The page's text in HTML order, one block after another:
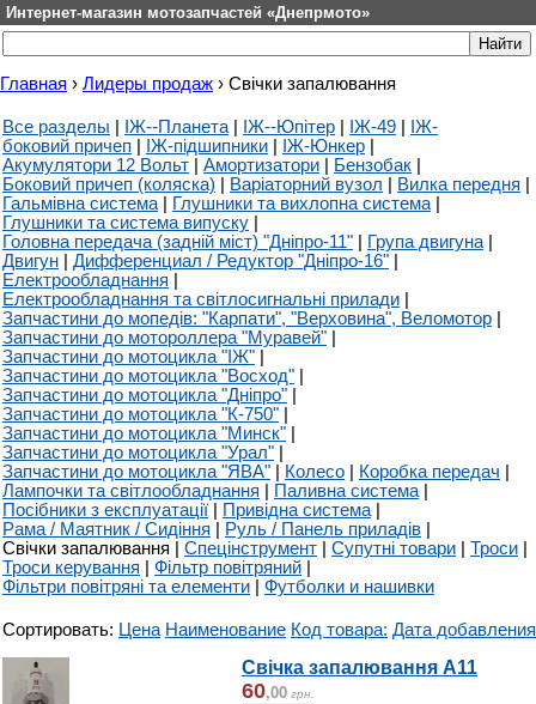
Интернет-магазин мотозапчастей «Днепрмото»
Главная › Лидеры продаж › Свічки запалювання
Все разделы ІЖ--Планета ІЖ--Юпітер ІЖ-49
ІЖ-
боковий причеп
ІЖ-підшипники ІЖ-Юнкер
Акумулятори 12 Вольт
Амортизатори Бензобак
Боковий причеп (коляска)
Варіаторний вузол Вилка передня
Гальмівна система
Глушники та вихлопна система
Глушники та система випуску
Головна передача (задній міст) "Дніпро-11"
Група двигуна
Двигун
Дифференциал / Редуктор "Дніпро-16"
Електрообладнання
Електрообладнання та світлосигнальні прилади
Запчастини до мопедів: "Карпати", "Верховина", Веломотор
Запчастини до мотороллера "Муравей"
Запчастини до мотоцикла "ІЖ"
Запчастини до мотоцикла "Восход"
Запчастини до мотоцикла "Дніпро"
Запчастини до мотоцикла "К-750"
Запчастини до мотоцикла "Минск"
Запчастини до мотоцикла "Урал"
Запчастини до мотоцикла "ЯВА"
Колесо Коробка передач
Лампочки та світлообладнання
Паливна система
Посібники з експлуатації
Привідна система
Рама / Маятник / Сидіння
Руль / Панель приладів
Свічки запалювання
Спецінструмент Супутні товари Троси
Троси керування
Фільтр повітряний
Фільтри повітряні та елементи
Футболки и нашивки
Сортировать: Цена Наименование Код товара: Дата добавления
Свічка запалювання А11
60,00 грн.